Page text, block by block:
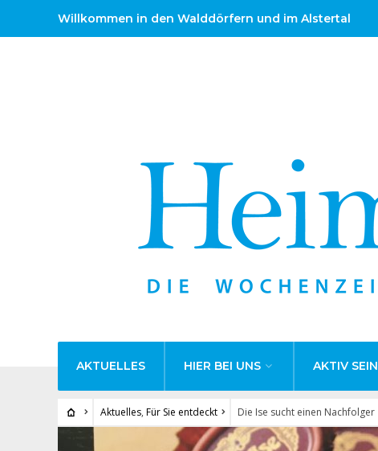
Willkommen in den Walddörfern und im Alstertal
AKTUELLES HIER BEI UNS AKTIV SEIN
Aktuelles, Für Sie entdeckt Die Ise sucht einen Nachfolger